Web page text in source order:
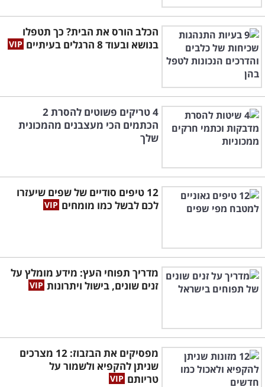
הכלב הורס את הבית? כך תטפלו
בנושא ובעוד 8 הרגלים בעיתיים
4 טריקים פשוטים להסרת 2
הכתמים הכי מעצבנים מהמכונית
שלך
12 טיפים סודיים של שפים שיעזרו
לכם לבשל כמו מומחים
מדריך תפוחי העץ: מידע מומלץ על
זנים שונים, בישול ויתרונות
מפסיקים את הבזבוז: 12 מצרכים
שניתן להקפיא ולשמור על
טריותם